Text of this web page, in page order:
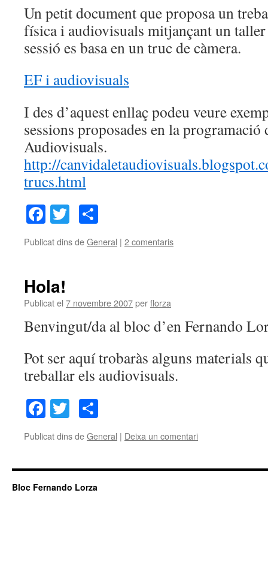
Un petit document que proposa un
física i audiovisuals mitjançant un
sessió es basa en un truc de càmera.
EF i audiovisuals
I des d’aquest enllaç podeu veure
sessions proposades en la
Audiovisuals.
http://
trucs.html
Facebook
Twitter
Publicat dins deGeneral | 2 comentaris
Hola!
Publicat el 7 novembre 2007perflorza
Benvingut/da al bloc d’en Fernando
Pot ser aquí trobaràs alguns materials
treballar els audiovisuals.
Facebook
Twitter
Publicat dins deGeneral | Deixa un comentari
Bloc Fernando Lorza